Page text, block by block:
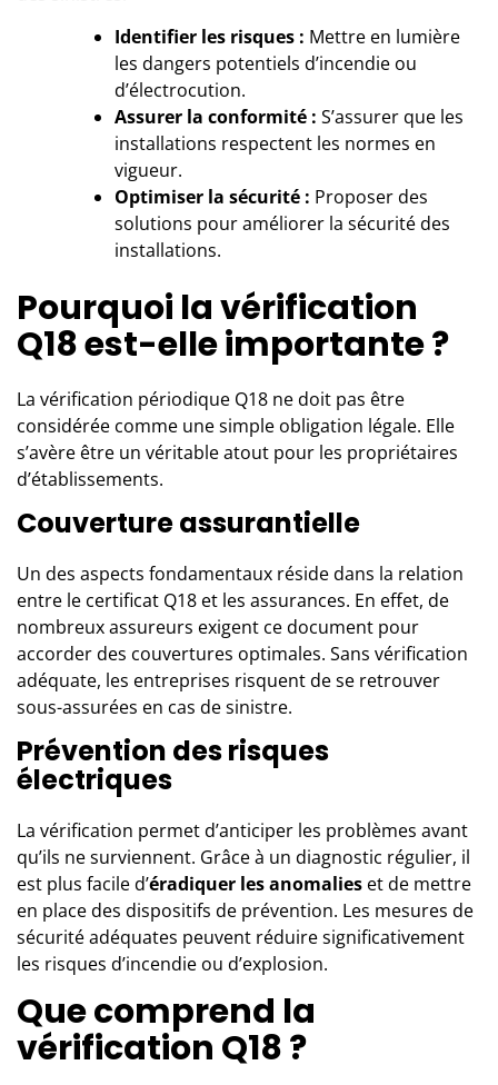
Identifier les risques : Mettre en lumière
les dangers potentiels d’incendie ou
d’électrocution.
Assurer la conformité : S’assurer que les
installations respectent les normes en
vigueur.
Optimiser la sécurité : Proposer des
solutions pour améliorer la sécurité des
installations.
Pourquoi la vérification
Q18 est-elle importante ?
La vérification périodique Q18 ne doit pas être
considérée comme une simple obligation légale. Elle
s’avère être un véritable atout pour les propriétaires
d’établissements.
Couverture assurantielle
Un des aspects fondamentaux réside dans la relation
entre le certificat Q18 et les assurances. En effet, de
nombreux assureurs exigent ce document pour
accorder des couvertures optimales. Sans vérification
adéquate, les entreprises risquent de se retrouver
sous-assurées en cas de sinistre.
Prévention des risques
électriques
La vérification permet d’anticiper les problèmes avant
qu’ils ne surviennent. Grâce à un diagnostic régulier, il
est plus facile d’éradiquer les anomalies et de mettre
en place des dispositifs de prévention. Les mesures de
sécurité adéquates peuvent réduire significativement
les risques d’incendie ou d’explosion.
Que comprend la
vérification Q18 ?